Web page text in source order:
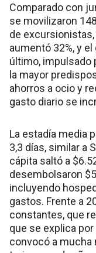
Comparado con
se movilizaron
de
aumentó 32%, y
último, impulsado
la mayor
ahorros a ocio y
gasto diario se
La estadía media
3,3 días, similar a
cápita saltó a
desembolsaron
incluyendo
gastos. Frente a
constantes, que
que se explica
convocó a mucha